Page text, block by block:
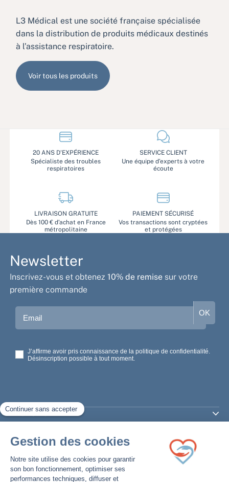
L3 Médical est une société française spécialisée
dans la distribution de produits médicaux destinés
à l’assistance respiratoire.
Voir tous les produits
20 ANS D'EXPÉRIENCE
Spécialiste des troubles
respiratoires
SERVICE CLIENT
Une équipe d’experts à votre
écoute
LIVRAISON GRATUITE
Dès 100 € d’achat en France
métropolitaine
PAIEMENT SÉCURISÉ
Vos transactions sont cryptées
et protégées
Newsletter
Inscrivez-vous et obtenez10% de remise sur votre
première commande
Email OK
J’affirme avoir pris connaissance de la politique de confidentialité.
Désinscription possible à tout moment.
PRODUITS
SERVICES
LA MAISON DU SOMMEIL
Spécialiste de l'apnée du sommeil depuis plus de 20 ans :